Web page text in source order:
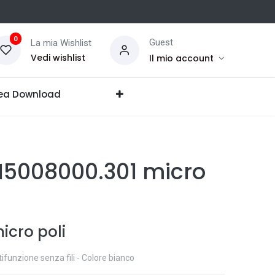
0 La mia Wishlist
Vedi wishlist
Guest
Il mio account
Download
micro
poli
senza fili - Colore bianco